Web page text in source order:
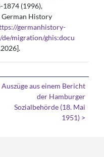
1874 (1996),
History
germanhistory-
migration/ghis:docu
Auszüge aus einem Bericht
der Hamburger
Sozialbehörde (18. Mai
1951) >